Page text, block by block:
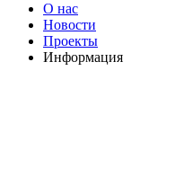
О нас
Новости
Проекты
Информация